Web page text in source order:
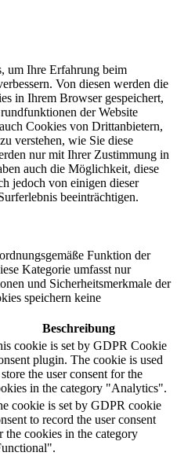
um Ihre Erfahrung beim
Von diesen werden die
in Ihrem Browser gespeichert,
der Website
Cookies von Drittanbietern,
verstehen, wie Sie diese
nur mit Ihrer Zustimmung in
auch die Möglichkeit, diese
jedoch von einigen dieser
beeinträchtigen.
Funktion der
Kategorie umfasst nur
und Sicherheitsmerkmale der
speichern keine
Beschreibung
cookie is set by GDPR Cookie
plugin. The cookie is used
the user consent for the
in the category "Analytics".
cookie is set by GDPR cookie
to record the user consent
the cookies in the category